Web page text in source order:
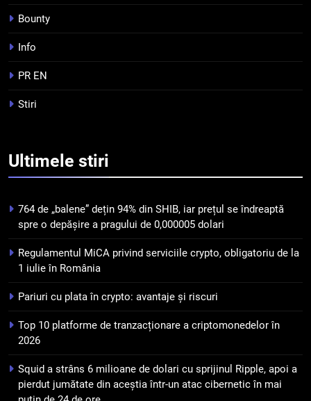
Top 10 platforme de
5
încrederii: O nouă viziune asupra
banilor în era digitală
STIRI
7
WhiteBIT și FC Barcelona
semnează un acord pe cinci ani
fanilor și inovarea în domeniul
8
Lavazza utilizează tehnologia
blockchain pentru a asigura
Bounty
Info
PR EN
Stiri
Ultimele stiri
764 de „balene” dețin 94% din SHIB, iar prețul se îndreaptă
spre o depășire a pragului de 0,000005 dolari
Regulamentul MiCA privind serviciile crypto, obligatoriu de la
1 iulie în România
Pariuri cu plata în crypto: avantaje și riscuri
Top 10 platforme de tranzacționare a criptomonedelor în
2026
Squid a strâns 6 milioane de dolari cu sprijinul Ripple, apoi a
pierdut jumătate din aceștia într-un atac cibernetic în mai